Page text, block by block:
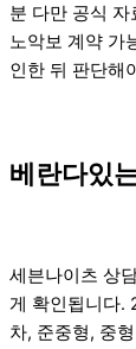
분 다만 공식
노악보 계약 가
인한 뒤 판단해
베란다있
세븐나이츠 상
게 확인됩니다.
차, 준중형, 중